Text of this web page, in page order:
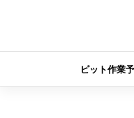
ピット作業